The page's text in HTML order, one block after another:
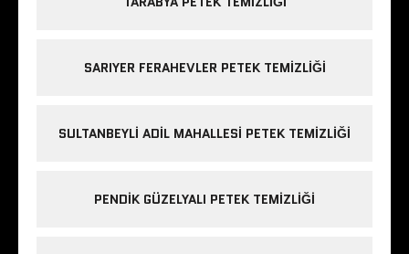
SARIYER FERAHEVLER PETEK TEMIZLIĞI
SULTANBEYLI ADIL MAHALLESI PETEK TEMIZLIĞI
PENDIK GÜZELYALI PETEK TEMIZLIĞI